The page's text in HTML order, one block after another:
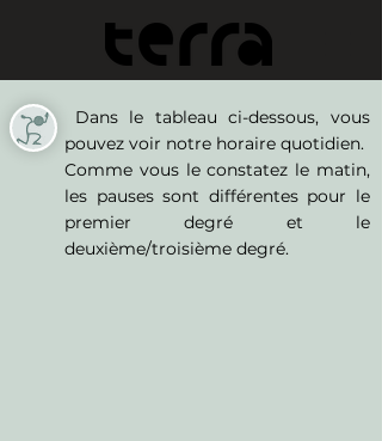
Dans le tableau ci-dessous, vous
pouvez voir notre horaire quotidien.
Comme vous le constatez le matin,
les pauses sont différentes pour le
premier degré et le
deuxième/troisième degré.